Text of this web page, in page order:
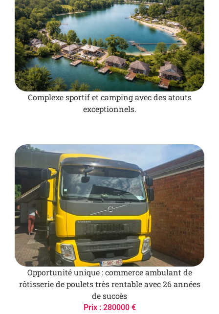
Complexe sportif et camping avec des atouts
exceptionnels.
Opportunité unique : commerce ambulant de
rôtisserie de poulets très rentable avec 26 années
de succès
Prix : 280000 €